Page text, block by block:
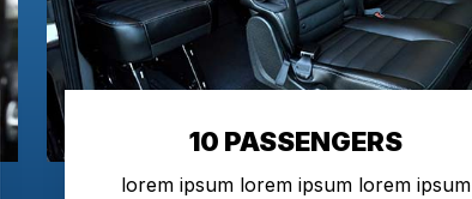
10 PASSENGERS
lorem ipsum lorem ipsum lorem ipsum